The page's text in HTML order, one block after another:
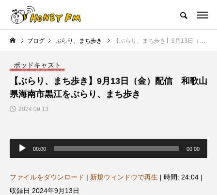
ハニーエフエム｜地域・人にフォーカスし発信するウェブラジオ局
HOME ハニーFMの紹介 後援申請 フリーペーパー プレ
NEW POST
JAZZ BAR COZY
ブログ ぶらり、まち歩き 【ぶらり、まち歩き】9月13日（金）配信 和歌山県海南市黒江をぶらり、まち歩き
ポッドキャスト
【ぶらり、まち歩き】9月13日（金）配信 和歌山
県海南市黒江をぶらり、まち歩き
2024.09.13
ヤ
ー
00:00 00:00
ファイルをダウンロード | 新規ウィンドウで再生 | 時間: 24:04 |
収録日 2024年9月13日